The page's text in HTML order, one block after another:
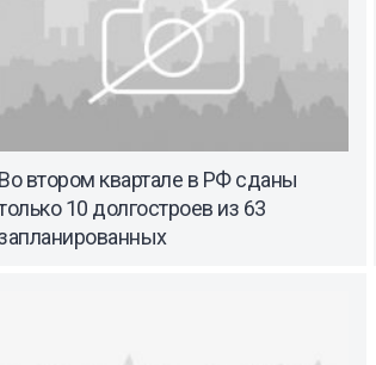
Во втором квартале в РФ сданы
10 долгостроев из 63